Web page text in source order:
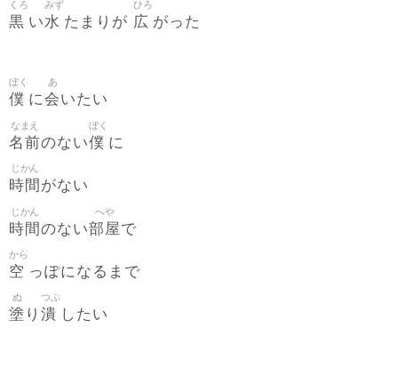
黒
くろ
い水
みず
たまりが 広
ひろ
がった
僕
ぼく
に会
あ
いたい
名前
なまえ
のない僕
ぼく
に
時間
じかん
がない
時間
じかん
のない部屋
へや
で
空
から
っぽになるまで
塗
ぬ
り 潰
つぶ
したい